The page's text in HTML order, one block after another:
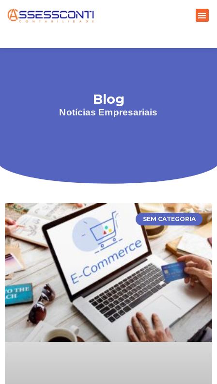
Blog
Notícias Empresariais
SEM CATEGORIA